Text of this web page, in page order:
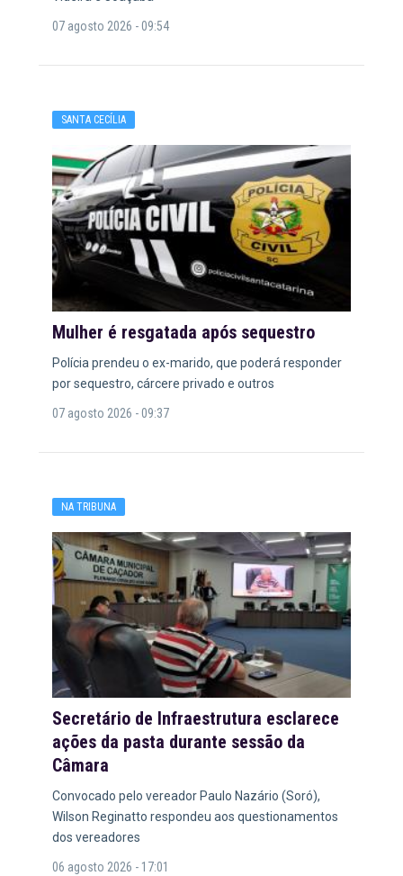
07 agosto 2026 - 09:54
SANTA CECÍLIA
Mulher é resgatada após sequestro
Polícia prendeu o ex-marido, que poderá responder
por sequestro, cárcere privado e outros
07 agosto 2026 - 09:37
NA TRIBUNA
Secretário de Infraestrutura esclarece
ações da pasta durante sessão da
Câmara
Convocado pelo vereador Paulo Nazário (Soró),
Wilson Reginatto respondeu aos questionamentos
dos vereadores
06 agosto 2026 - 17:01